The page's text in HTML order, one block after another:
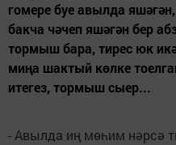
гомере буе авылда
бакча чәчеп яшәгән бер
тормыш бара, тирес юк
миңа шактый көлке
итегез, тормыш сыер...
- Авылда иң мөһим нәрсә